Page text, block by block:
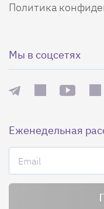
Политика
Мы в соцсетях
Еженедельная